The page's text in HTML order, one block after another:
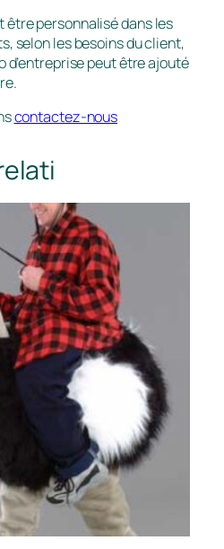
être personnalisé dans les
selon les besoins du client,
peut être ajouté
contactez-nous